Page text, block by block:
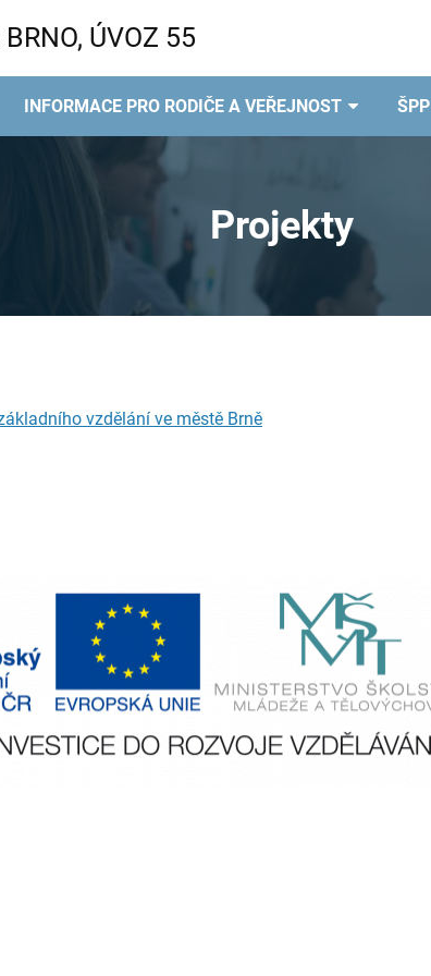
ÚVOZ 55
INFORMACE PRO RODIČE A VEŘEJNOST ŠPP
Projekty
vzdělání ve městě Brně